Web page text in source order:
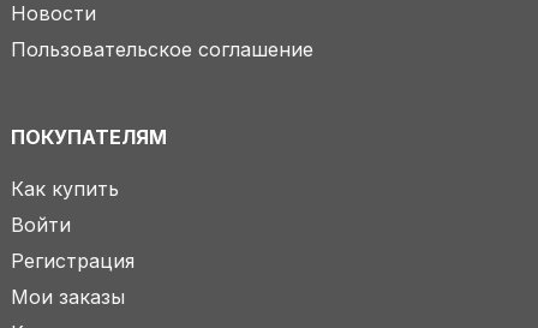
Новости
Пользовательское соглашение
ПОКУПАТЕЛЯМ
Как купить
Войти
Регистрация
Мои заказы